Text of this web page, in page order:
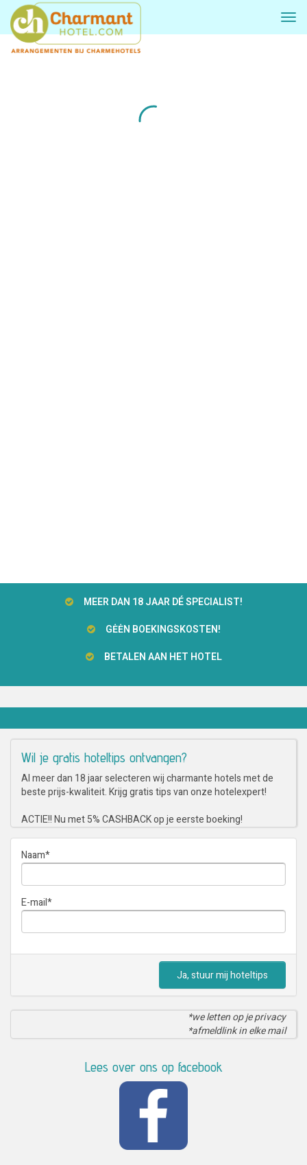
MEER DAN 18 JAAR DÉ SPECIALIST!
GĖĖN BOEKINGSKOSTEN!
BETALEN AAN HET HOTEL
Wil je gratis hoteltips ontvangen?
Al meer dan 18 jaar selecteren wij charmante hotels met de
beste prijs-kwaliteit. Krijg gratis tips van onze hotelexpert!
ACTIE!! Nu met 5% CASHBACK op je eerste boeking!
Naam*
E-mail*
Ja, stuur mij hoteltips
*we letten op je privacy
*afmeldlink in elke mail
Lees over ons op facebook